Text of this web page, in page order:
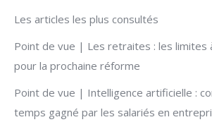
Les articles les plus consultés
Point de vue | Les retraites : les limites
pour la prochaine réforme
Point de vue | Intelligence artificielle :
temps gagné par les salariés en